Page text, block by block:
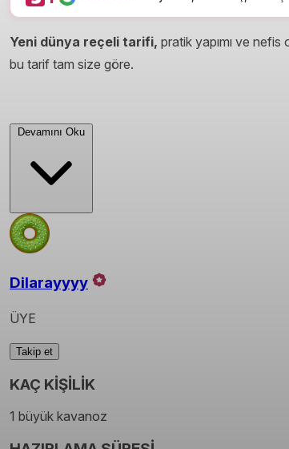
Yeni dünya reçeli tarifi, pratik yapımı ve nefis
bu tarif tam size göre.
Devamını Oku
Dilarayyyy
ÜYE
Takip et
KAÇ KİŞİLİK
1 büyük kavanoz